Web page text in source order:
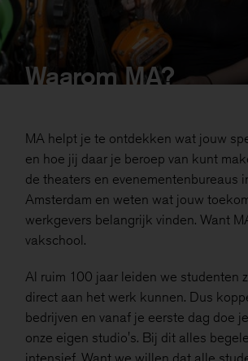
Waarom MA?
MA helpt je te ontdekken wat jouw
en hoe jij daar je beroep van kunt
de theaters en evenementenbureaus
Amsterdam en weten wat jouw
werkgevers belangrijk vinden. Want
vakschool.
Al ruim 100 jaar leiden we studenten
direct aan het werk kunnen. Dus
bedrijven en vanaf je eerste dag doe
onze eigen studio's. Bij dit alles
intensief. Want we willen dat alle